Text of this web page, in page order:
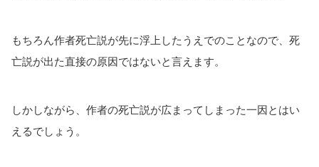
もちろん作者死亡説が先に浮上したうえでのことなので、死
亡説が出た直接の原因ではないと言えます。
しかしながら、作者の死亡説が広まってしまった一因とはい
えるでしょう。